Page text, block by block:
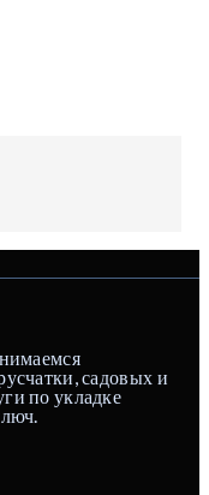
садовых и
по укладке